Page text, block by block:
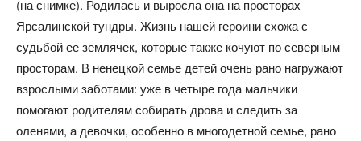
(на снимке). Родилась и выросла она на просторах
Ярсалинской тундры. Жизнь нашей героини схожа с
судьбой ее землячек, которые также кочуют по северным
просторам. В ненецкой семье детей очень рано нагружают
взрослыми заботами: уже в четыре года мальчики
помогают родителям собирать дрова и следить за
оленями, а девочки, особенно в многодетной семье, рано